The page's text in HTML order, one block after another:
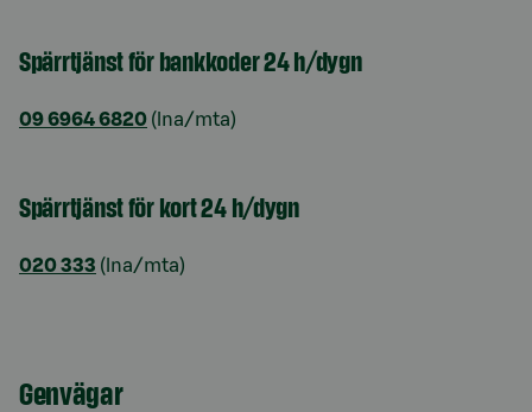
Spärrtjänst för bankkoder 24 h/dygn
09 6964 6820 (lna/mta)
Spärrtjänst för kort 24 h/dygn
020 333 (lna/mta)
Genvägar